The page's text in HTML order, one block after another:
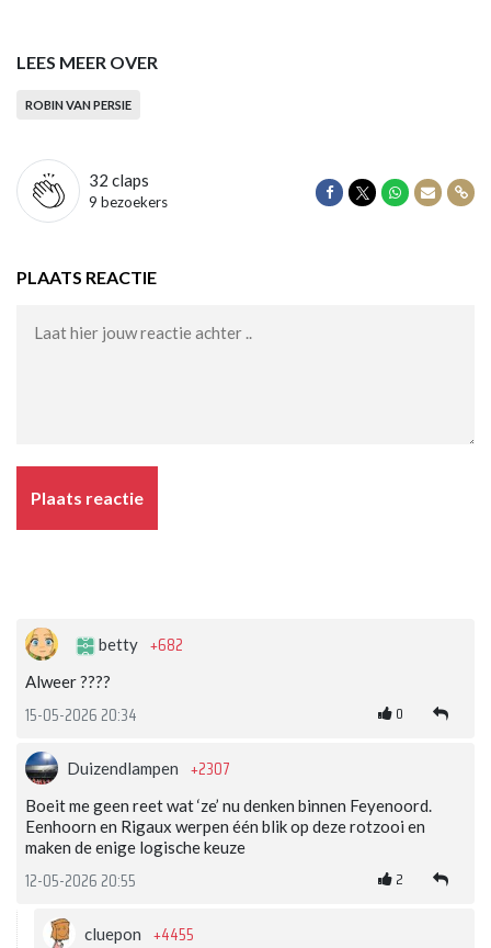
LEES MEER OVER
ROBIN VAN PERSIE
32 claps
9 bezoekers
Delen op Facebook
Delen op Twitter
Delen op
Delen
PLAATS REACTIE
Plaats reactie
betty +682
Alweer ????
15-05-2026 20:34 0
Duizendlampen +2307
Boeit me geen reet wat ‘ze’ nu denken binnen Feyenoord.
Eenhoorn en Rigaux werpen één blik op deze rotzooi en
maken de enige logische keuze
12-05-2026 20:55 2
cluepon +4455